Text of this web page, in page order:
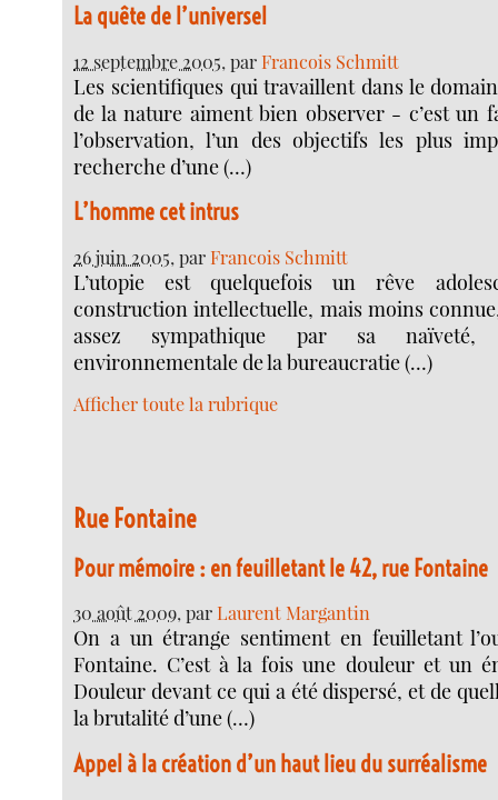
La quête de l’universel
12 septembre 2005, parFrancois Schmitt
Les scientifiques qui travaillent dans le
de la nature aiment bien observer - c’est un
l’observation, l’un des objectifs les plus
recherche d’une (…)
L’homme cet intrus
26 juin 2005, parFrancois Schmitt
L’utopie est quelquefois un rêve
construction intellectuelle, mais moins
assez sympathique par sa naïveté,
environnementale de la bureaucratie (…)
Afficher toute la rubrique
Rue Fontaine
Pour mémoire : en feuilletant le 42, rue Fontaine
30 août 2009, parLaurent Margantin
On a un étrange sentiment en feuilletant
Fontaine. C’est à la fois une douleur et un
Douleur devant ce qui a été dispersé, et de
la brutalité d’une (…)
Appel à la création d’un haut lieu du surréalisme